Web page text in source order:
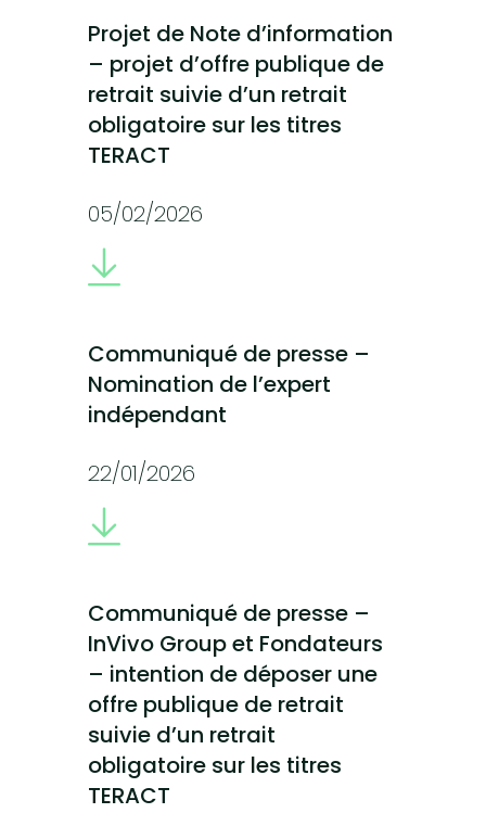
Projet de Note d’information
– projet d’offre publique de
retrait suivie d’un retrait
obligatoire sur les titres
TERACT
05/02/2026
Communiqué de presse –
Nomination de l’expert
indépendant
22/01/2026
Communiqué de presse –
InVivo Group et Fondateurs
– intention de déposer une
offre publique de retrait
suivie d’un retrait
obligatoire sur les titres
TERACT